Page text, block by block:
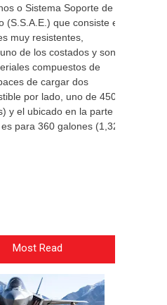
o Sistema Soporte de
(S.S.A.E.) que consiste en
muy resistentes,
de los costados y son
compuestos de
de cargar dos
por lado, uno de 450
y el ubicado en la parte
para 360 galones (1,321
Most Read